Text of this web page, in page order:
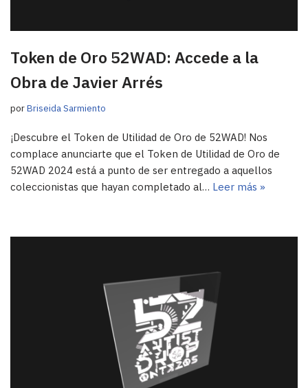
Token de Oro 52WAD: Accede a la
Obra de Javier Arrés
porBriseida Sarmiento
¡Descubre el Token de Utilidad de Oro de 52WAD! Nos
complace anunciarte que el Token de Utilidad de Oro de
52WAD 2024 está a punto de ser entregado a aquellos
coleccionistas que hayan completado al… Leer más »